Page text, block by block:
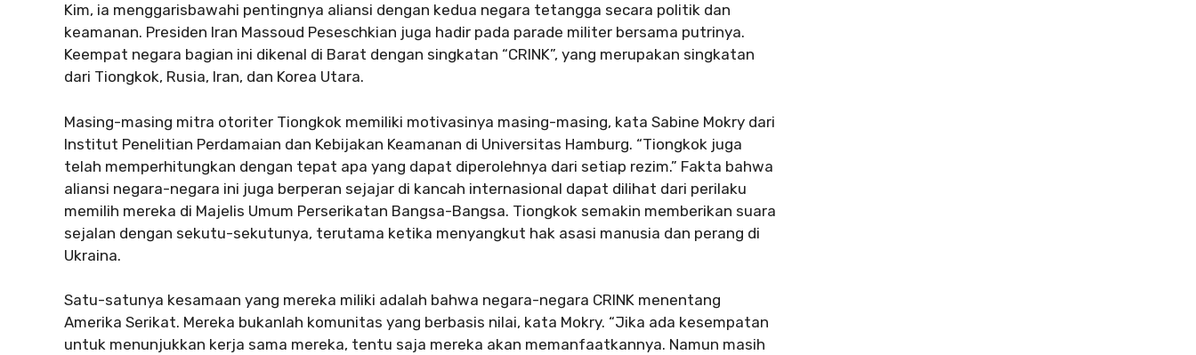
Kim, ia menggarisbawahi pentingnya aliansi dengan kedua negara tetangga secara politik dan
keamanan. Presiden Iran Massoud Peseschkian juga hadir pada parade militer bersama putrinya.
Keempat negara bagian ini dikenal di Barat dengan singkatan “CRINK”, yang merupakan singkatan
dari Tiongkok, Rusia, Iran, dan Korea Utara.
Masing-masing mitra otoriter Tiongkok memiliki motivasinya masing-masing, kata Sabine Mokry dari
Institut Penelitian Perdamaian dan Kebijakan Keamanan di Universitas Hamburg. “Tiongkok juga
telah memperhitungkan dengan tepat apa yang dapat diperolehnya dari setiap rezim.” Fakta bahwa
aliansi negara-negara ini juga berperan sejajar di kancah internasional dapat dilihat dari perilaku
memilih mereka di Majelis Umum Perserikatan Bangsa-Bangsa. Tiongkok semakin memberikan suara
sejalan dengan sekutu-sekutunya, terutama ketika menyangkut hak asasi manusia dan perang di
Ukraina.
Satu-satunya kesamaan yang mereka miliki adalah bahwa negara-negara CRINK menentang
Amerika Serikat. Mereka bukanlah komunitas yang berbasis nilai, kata Mokry. “Jika ada kesempatan
untuk menunjukkan kerja sama mereka, tentu saja mereka akan memanfaatkannya. Namun masih